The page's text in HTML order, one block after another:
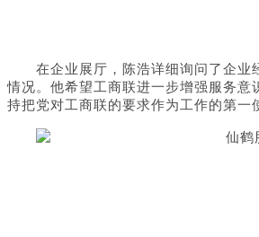
在企业展厅，陈浩详细询问了企业
情况。他希望工商联进一步增强服务意
持把党对工商联的要求作为工作的第一